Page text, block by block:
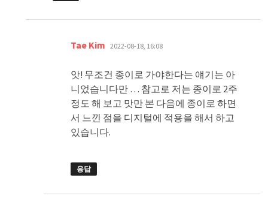
Tae Kim 댓
글:
2022-08-18, 16:08
앗! 무조건 종이로 가야한다는 얘기는 아
니었습니다만 … 참고로 저는 종이로 2주
정도 해 보고 맛만 본 다음에 종이로 하면
서 느낀 점을 디지털에 적용을 해서 하고
있습니다.
응답